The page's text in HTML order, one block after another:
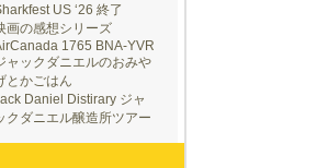
US ‘26 終了
画の感想シリーズ
1765 BNA-YVR
ャックダニエルのおみや
とかごはん
Daniel Distirary ジャ
クダニエル醸造所ツアー